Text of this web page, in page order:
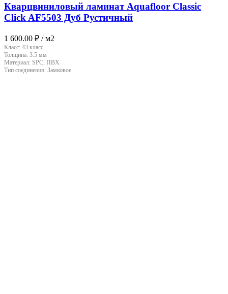
Кварцвиниловый ламинат Aquafloor Classic
Click AF5503 Дуб Рустичный
1 600.00 ₽ / м2
Класс: 43 класс
Толщина: 3.5 мм
Материал: SPC, ПВХ
Тип соединения: Замковое